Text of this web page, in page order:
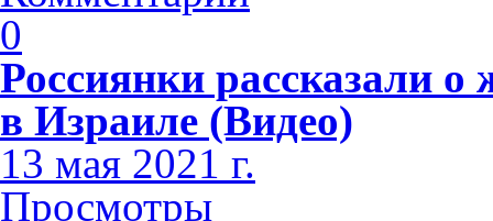
0
Россиянки рассказали
в Израиле (Видео)
13 мая 2021 г.
Просмотры